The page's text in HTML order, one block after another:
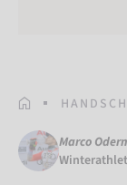
STARTSEITE
Marco